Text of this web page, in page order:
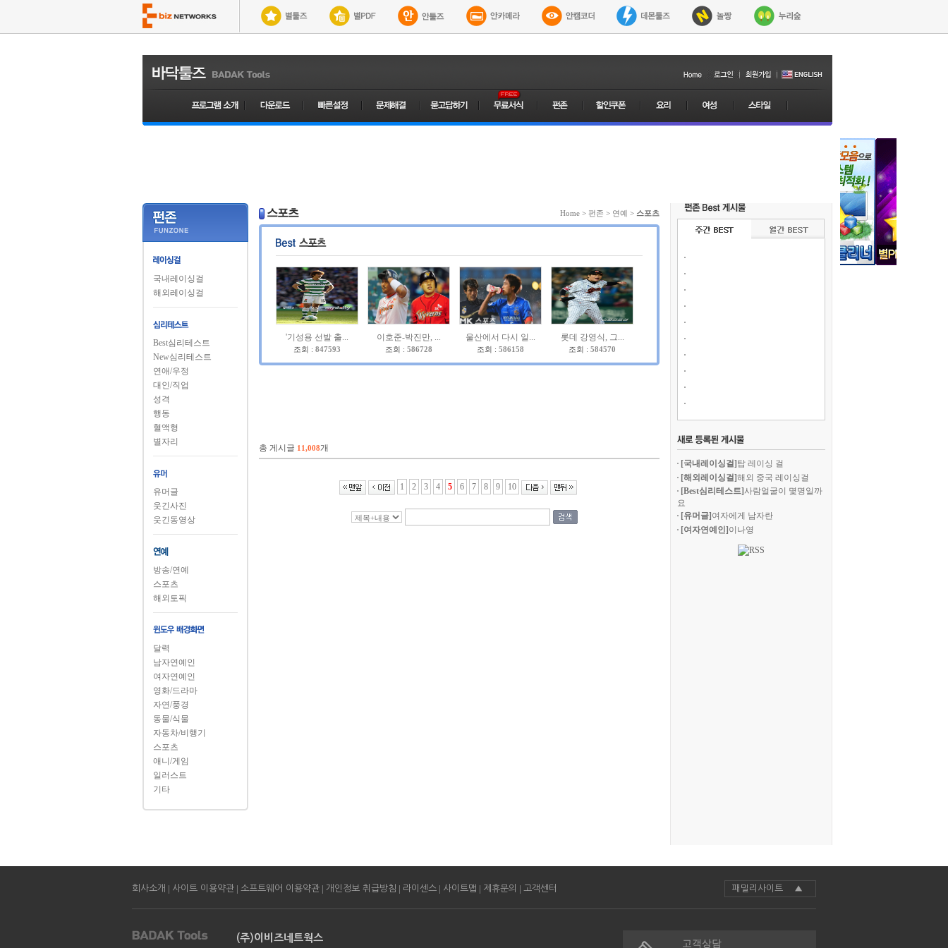
국내레이싱걸
해외레이싱걸
Best심리테스트
New심리테스트
연애/우정
대인/직업
성격
행동
혈액형
별자리
유머글
웃긴사진
웃긴동영상
방송/연예
스포츠
해외토픽
달력
남자연예인
여자연예인
영화/드라마
자연/풍경
동물/식물
자동차/비행기
스포츠
애니/게임
일러스트
기타
스포츠 Home > 펀존 > 연예 > 스포츠
'기성용 선발 출...
조회 : 847593
이호준-박진만, ...
조회 : 586728
울산에서 다시 일...
조회 : 586158
롯데 강영식, 그...
조회 : 584570
총 게시글 11,008개
1 2 3 4 5 6 7 8 9 10
[국내레이싱걸] 탑 레이싱 걸
[해외레이싱걸]해외 중국 레이싱걸
[Best심리테스트] 사람얼굴이 몇명일까
요
[유머글] 여자에게 남자란
[여자연예인] 이나영
회사소개 | 사이트 이용약관 | 소프트웨어 이용약관 | 개인정보 취급방침 | 라이센스 | 사이트맵 | 제휴문의 | 고객센터 패밀리사이트 ▲
(주)이비즈네트웍스
고객상담